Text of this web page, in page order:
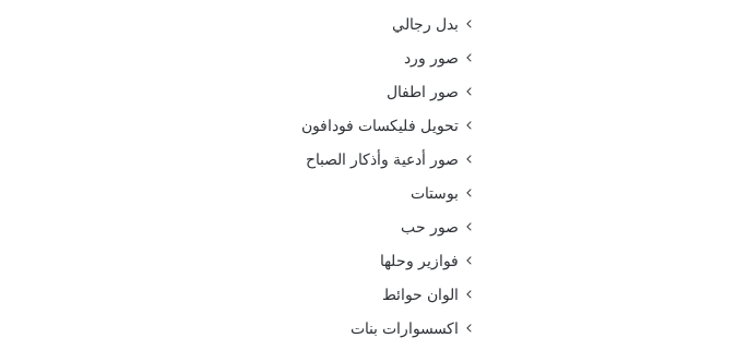
بدل رجالي
صور ورد
صور اطفال
تحويل فليكسات فودافون
صور أدعية وأذكار الصباح
بوستات
صور حب
فوازير وحلها
الوان حوائط
اكسسوارات بنات